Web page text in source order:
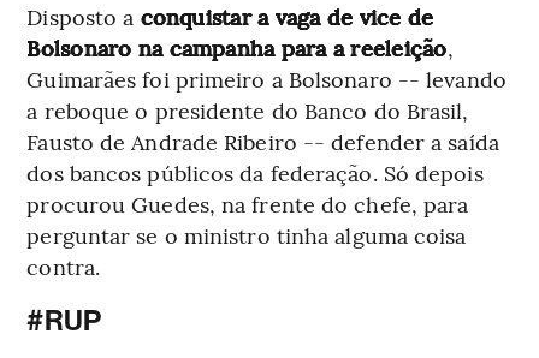
Disposto a conquistar a vaga de vice de
Bolsonaro na campanha para a reeleição,
Guimarães foi primeiro a Bolsonaro -- levando
a reboque o presidente do Banco do Brasil,
Fausto de Andrade Ribeiro -- defender a saída
dos bancos públicos da federação. Só depois
procurou Guedes, na frente do chefe, para
perguntar se o ministro tinha alguma coisa
contra.
#RUP